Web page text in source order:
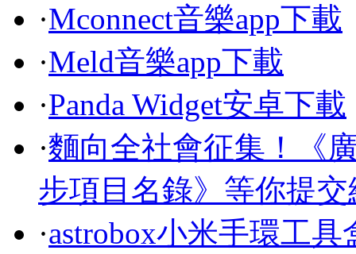
·Mconnect音樂app下載
·Meld音樂app下載
·Panda Widget安卓下載
·麵向全社會征集！《
步項目名錄》等你提
·astrobox小米手環工